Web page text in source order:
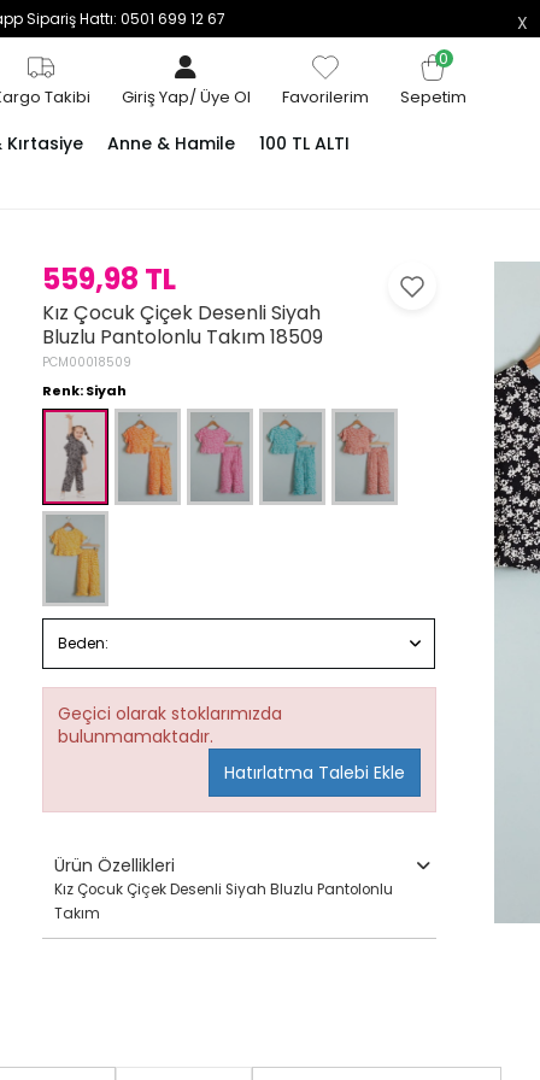
Sipariş Hattı: 0501 699 12 67
Takibi Giriş Yap/Üye Ol Favorilerim
0
Sepetim
Anne & Hamile
100 TL ALTI
559,98 TL
Kız Çocuk Çiçek Desenli Siyah
Bluzlu Pantolonlu Takım 18509
PCM00018509
Renk: Siyah
Beden:
Geçici olarak stoklarımızda
bulunmamaktadır.
Hatırlatma Talebi Ekle
Ürün Özellikleri
Kız Çocuk Çiçek Desenli Siyah Bluzlu Pantolonlu
Takım